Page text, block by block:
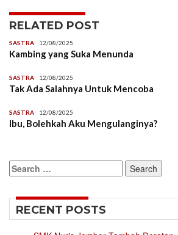
RELATED POST
SASTRA 12/08/2025
Kambing yang Suka Menunda
SASTRA 12/08/2025
Tak Ada Salahnya Untuk Mencoba
SASTRA 12/08/2025
Ibu, Bolehkah Aku Mengulanginya?
Search
for:
RECENT POSTS